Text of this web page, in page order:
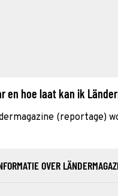
en hoe laat kan ik
(reportage)
OVER